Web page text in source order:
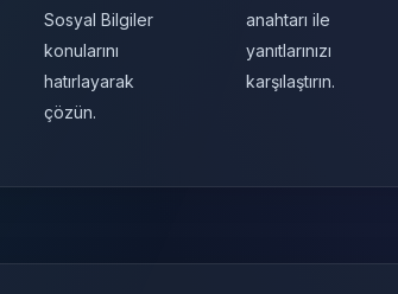
Sosyal Bilgiler
konularını
hatırlayarak
çözün.
anahtarı ile
yanıtlarınızı
karşılaştırın.